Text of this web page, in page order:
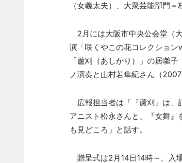
（女義太夫）、大衆芸能部門
2月には大阪市中央公会堂（
演「咲くやこの花コレクショ
「蘆刈（あしかり）」の居囃
ノ演奏と山村若隼紀さん（
広報担当者は「『蘆刈』は、
アニスト松永さんと、『女舞
も見どころ」と話す。
贈呈式は2月14日14時～。入